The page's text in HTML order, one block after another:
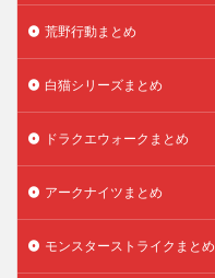
荒野行動まとめ
白猫シリーズまとめ
ドラクエウォークまとめ
アークナイツまとめ
モンスターストライクまとめ